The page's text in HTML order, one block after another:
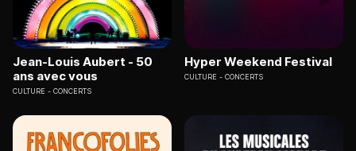
Jean-Louis Aubert - 50
ans avec vous
CULTURE CONCERTS
Hyper Weekend Festival
CULTURE CONCERTS